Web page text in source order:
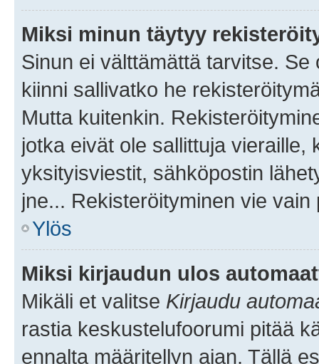
Miksi minun täytyy
Sinun ei välttämättä tarvitse.
kiinni sallivatko he
Mutta kuitenkin.
jotka eivät ole sallittuja vieraille,
yksityisviestit, sähköpostin
jne... Rekisteröityminen vie
Ylös
Miksi kirjaudun ulos
Mikäli et valitse Kirjaudu
rastia keskustelufoorumi pitää
ennalta määritellyn ajan. Tällä